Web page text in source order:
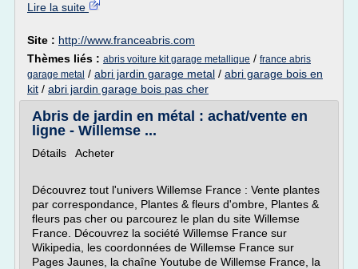
Lire la suite
Site : http://www.franceabris.com
Thèmes liés : abris voiture kit garage metallique / france abris
garage metal / abri jardin garage metal / abri garage bois en
kit / abri jardin garage bois pas cher
Abris de jardin en métal : achat/vente en
ligne - Willemse ...
Détails Acheter
Découvrez tout l'univers Willemse France : Vente plantes
par correspondance, Plantes & fleurs d'ombre, Plantes &
fleurs pas cher ou parcourez le plan du site Willemse
France. Découvrez la société Willemse France sur
Wikipedia, les coordonnées de Willemse France sur
Pages Jaunes, la chaîne Youtube de Willemse France, la